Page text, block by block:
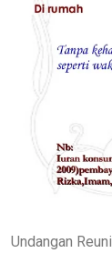
Undangan Reuni